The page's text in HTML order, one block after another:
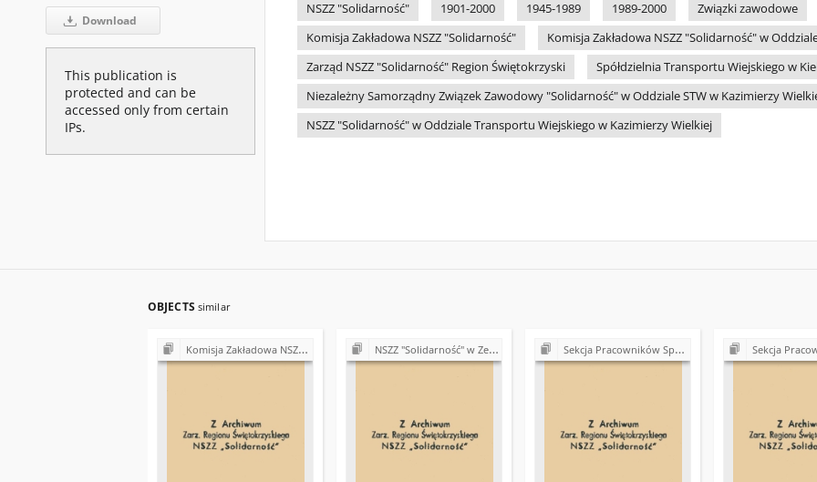
Download
This publication is
protected and can be
accessed only from certain
IPs.
NSZZ "Solidarność"
1901-2000 1945-1989 1989-2000 Związki zawodowe
Komisja Zakładowa NSZZ "Solidarność"
Komisja Zakładowa NSZZ "Solidarność" w
Zarząd NSZZ "Solidarność" Region Świętokrzyski
Spółdzielnia Transportu Wiejskiego w
Niezależny Samorządny Związek Zawodowy "Solidarność" w Oddziale STW w Kazimierzy
NSZZ "Solidarność" w Oddziale Transportu Wiejskiego w Kazimierzy Wielkiej
OBJECTS similar
Komisja Zakładowa NSZZ "Solidarność" przy Gminnej Spółdzielni "Samopomoc Chłopska" w Bodzentynie NSZZ "Solidarność" w Zespole Opieki Zdrowotnej w Kazimierzy Wielkiej Sekcja Pracowników Spółdzielczości Rolniczej "Samopomoc Chłopska" NSZZ "Solidarność" Sekcja Pracowników Spółdzielczości Rolniczej